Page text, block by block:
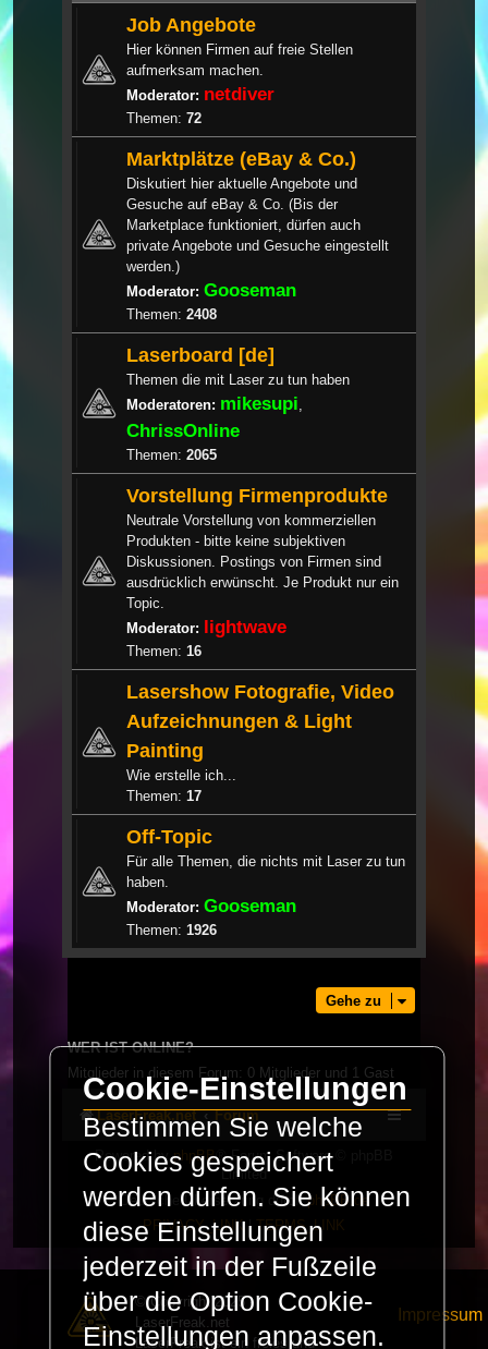
Job Angebote
Hier können Firmen auf freie Stellen
aufmerksam machen.
Moderator: netdiver
Themen: 72
Marktplätze (eBay & Co.)
Diskutiert hier aktuelle Angebote und
Gesuche auf eBay & Co. (Bis der
Marketplace funktioniert, dürfen auch
private Angebote und Gesuche eingestellt
werden.)
Moderator: Gooseman
Themen: 2408
Laserboard [de]
Themen die mit Laser zu tun haben
Moderatoren: mikesupi
ChrissOnline
Themen: 2065
Vorstellung Firmenprodukte
Neutrale Vorstellung von kommerziellen
Produkten - bitte keine subjektiven
Diskussionen. Postings von Firmen sind
ausdrücklich erwünscht. Je Produkt nur ein
Topic.
Moderator: lightwave
Themen: 16
Lasershow Fotografie, Video
Aufzeichnungen & Light
Painting
Wie erstelle ich...
Themen: 17
Off-Topic
Für alle Themen, die nichts mit Laser zu tun
haben.
Moderator: Gooseman
Themen: 1926
Gehe zu
WER IST ONLINE?
Mitglieder in diesem Forum: 0 Mitglieder und 1 Gast
LaserFreak.net Forum
Powered byphpBB® Forum Software © phpBB
Limited
Deutsche Übersetzung durchphpBB.de
PRIVACY_LINK| TERMS_LINK
© Copyright 2025 -
LaserFreak.net
LaserFreak ist ein freies und
Impressum
Cookie-Einstellungen
Bestimmen Sie welche
Cookies gespeichert
werden dürfen. Sie können
diese Einstellungen
jederzeit in der Fußzeile
über die Option Cookie-
Einstellungen anpassen.